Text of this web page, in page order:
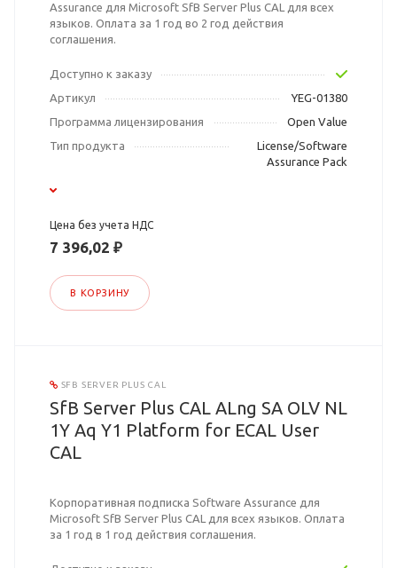
Assurance для Microsoft SfB Server Plus CAL для всех
языков. Оплата за 1 год во 2 год действия
соглашения.
Доступно к заказу
Артикул
YEG-01380
Программа лицензирования
Open Value
Тип продукта
License/Software
Assurance Pack
Цена без учета НДС
7 396,02 ₽
В КОРЗИНУ
SFB SERVER PLUS CAL
SfB Server Plus CAL ALng SA OLV NL
1Y Aq Y1 Platform for ECAL User
CAL
Корпоративная подписка Software Assurance для
Microsoft SfB Server Plus CAL для всех языков. Оплата
за 1 год в 1 год действия соглашения.